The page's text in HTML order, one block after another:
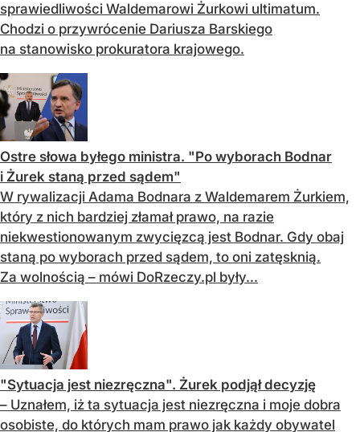
sprawiedliwości Waldemarowi Żurkowi ultimatum.
Chodzi o przywrócenie Dariusza Barskiego
na stanowisko prokuratora krajowego.
Ostre słowa byłego ministra. "Po wyborach Bodnar
i Żurek staną przed sądem"
W rywalizacji Adama Bodnara z Waldemarem Żurkiem,
który z nich bardziej złamał prawo, na razie
niekwestionowanym zwycięzcą jest Bodnar. Gdy obaj
staną po wyborach przed sądem, to oni zatęsknią.
Za wolnością – mówi DoRzeczy.pl były...
"Sytuacja jest niezręczna". Żurek podjął decyzję
– Uznałem, iż ta sytuacja jest niezręczna i moje dobra
osobiste, do których mam prawo jak każdy obywatel